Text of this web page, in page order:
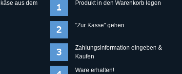
aus dem
Produkt in den Warenkorb legen
"Zur Kasse" gehen
Zahlungsinformation eingeben &
Kaufen
Ware erhalten!